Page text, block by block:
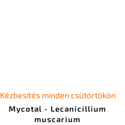
Mycotal - Lecanicillium
muscarium
Kézbesítés minden csütörtökön